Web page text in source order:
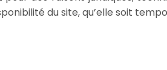
du site, qu’elle soit